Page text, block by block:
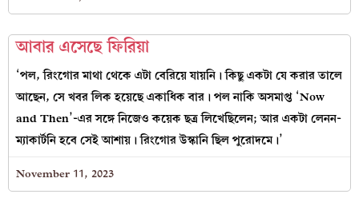
আবার এসেছে ফিরিয়া
‘পল, রিংগোর মাথা থেকে এটা বেরিয়ে যায়নি। কিছু একটা যে করার তালে
আছেন, সে খবর লিক হয়েছে একাধিক বার। পল নাকি অসমাপ্ত ‘Now
and Then’-এর সঙ্গে নিজেও কয়েক ছত্র লিখেছিলেন; আর একটা লেনন-
ম্যাকার্টনি হবে সেই আশায়। রিংগোর উস্কানি ছিল পুরোদমে।’
November 11, 2023